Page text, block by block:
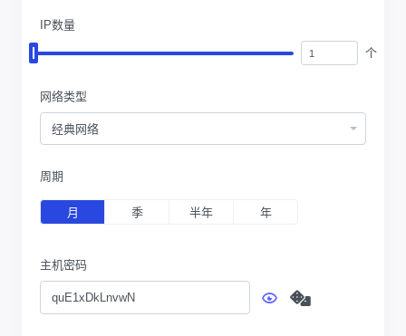
IP数量
个
网络类型
经典网络
周期
月 季 半年 年
主机密码